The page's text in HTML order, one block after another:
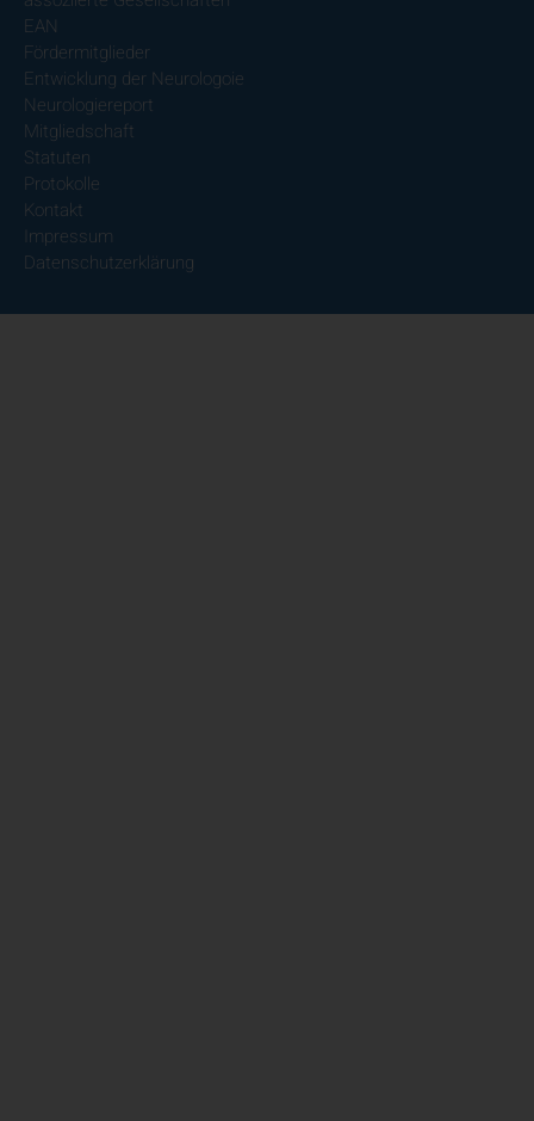
EAN
Fördermitglieder
Entwicklung der Neurologoie
Neurologiereport
Mitgliedschaft
Statuten
Protokolle
Kontakt
Impressum
Datenschutzerklärung